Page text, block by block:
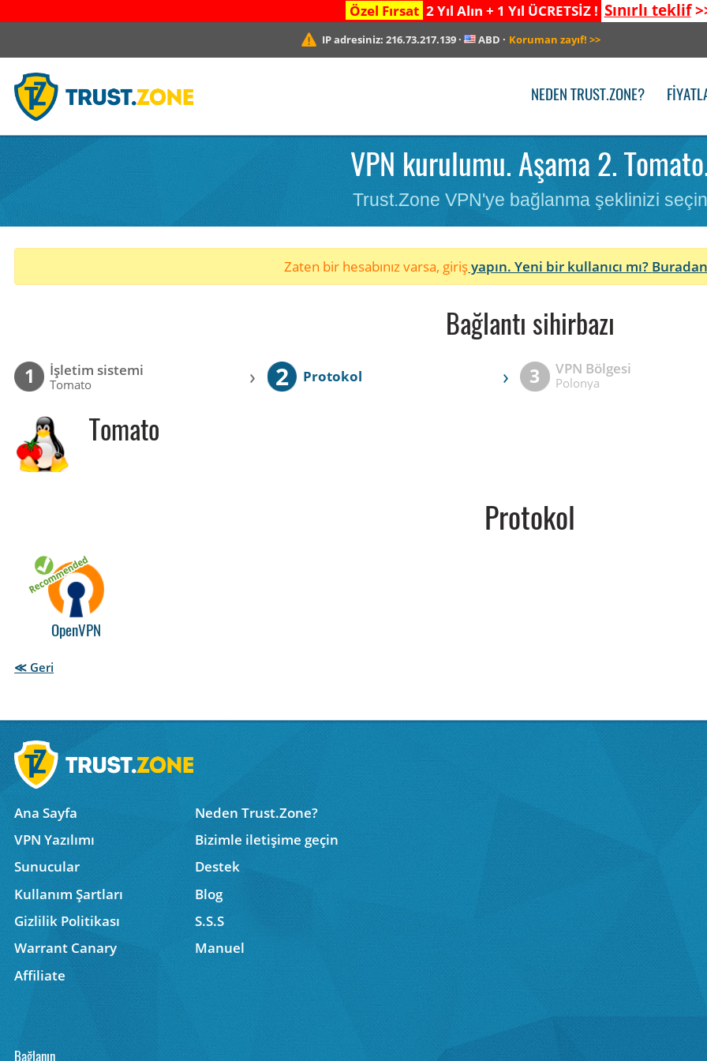
Özel Fırsat 2 Yıl Alın + 1 Yıl ÜCRETSİZ ! Sınırlı teklif
IP adresiniz:216.73.217.139 · ABD · Koruman zayıf! >>
NEDEN TRUST.ZONE?
VPN kurulumu. Aşama 2.
Trust.Zone VPN'ye bağlanma şeklinizi seçin
Zaten bir hesabınız varsa, girişyapın. Yeni bir kullanıcı mı?
Bağlantı sihirbazı
1 İşletim sistemi
Tomato › 2 Protokol › 3 VPN Bölgesi
Polonya
Tomato
Protokol
OpenVPN
≪ Geri
Ana Sayfa
Neden Trust.Zone?
VPN Yazılımı
Bizimle iletişime geçin
Sunucular
Destek
Kullanım Şartları
Blog
Gizlilik Politikası
S.S.S
Warrant Canary
Manuel
Affiliate
Bağlanın